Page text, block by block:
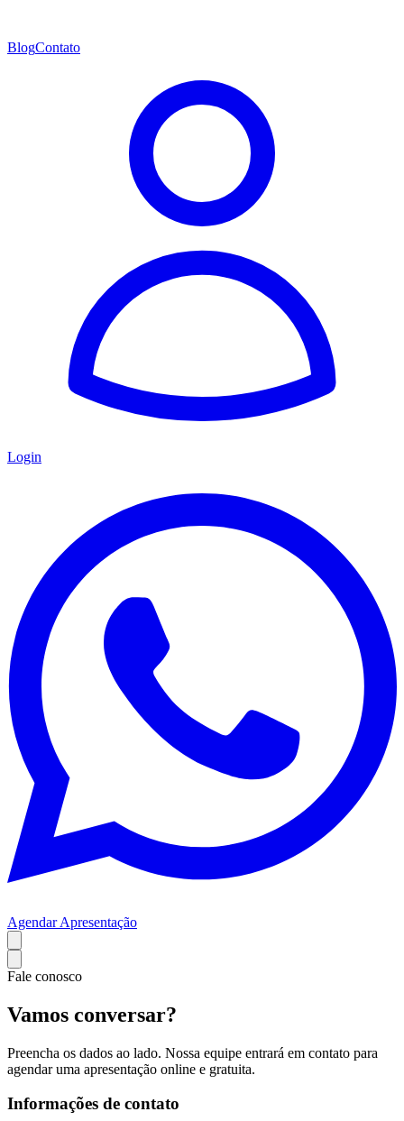
BlogContato
Login
Agendar Apresentação
Fale conosco
Vamos conversar?
Preencha os dados ao lado. Nossa equipe entrará em contato para
agendar uma apresentação online e gratuita.
Informações de contato